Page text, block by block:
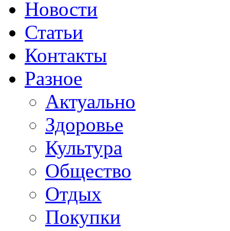
Новости
Статьи
Контакты
Разное
Актуально
Здоровье
Культура
Общество
Отдых
Покупки